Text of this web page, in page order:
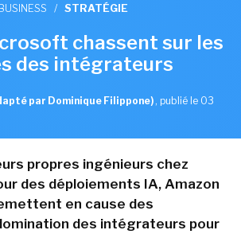
/ STRATÉGIE
chassent sur les
des intégrateurs
par Dominique Filippone) , publié le 03
propres ingénieurs chez
des déploiements IA, Amazon
en cause des
des intégrateurs pour